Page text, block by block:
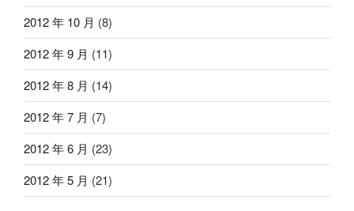
2012 年 10 月 (8)
2012 年 9 月 (11)
2012 年 8 月 (14)
2012 年 7 月 (7)
2012 年 6 月 (23)
2012 年 5 月 (21)